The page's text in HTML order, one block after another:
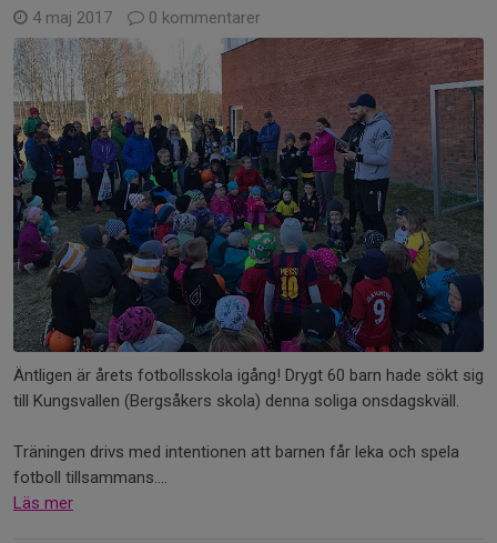
4 maj 2017 0 kommentarer
Äntligen är årets fotbollsskola igång! Drygt 60 barn hade sökt sig
till Kungsvallen (Bergsåkers skola) denna soliga onsdagskväll.
Träningen drivs med intentionen att barnen får leka och spela
fotboll tillsammans....
Läs mer